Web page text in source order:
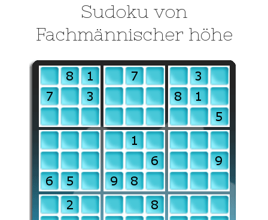
Sudoku von
Fachmännischer höhe